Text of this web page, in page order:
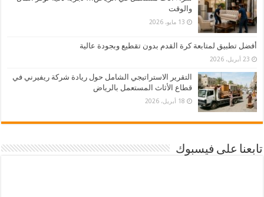
والوقت
13 مايو، 2026
أفضل تطبيق لمتابعة كرة القدم بدون تقطيع وبجودة عالية
23 أبريل، 2026
التقرير الاستراتيجي الشامل حول ريادة شركة ريفيرني في
قطاع الأثاث المستعمل بالرياض
18 أبريل، 2026
تابعنا على فيسبوك